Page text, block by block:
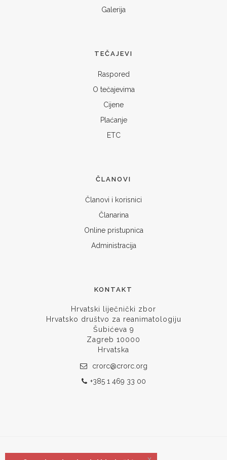
Galerija
TEČAJEVI
Raspored
O tečajevima
Cijene
Plaćanje
ETC
ČLANOVI
Članovi i korisnici
Članarina
Online pristupnica
Administracija
KONTAKT
Hrvatski liječnički zbor
Hrvatsko društvo za reanimatologiju
Šubićeva 9
Zagreb 10000
Hrvatska
crorc@crorc.org
+385 1 469 33 00